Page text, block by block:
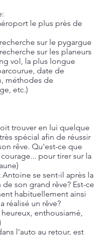
le plus près de
sur le pygargue
sur les planeurs
vol, la plus longue
date de
méthodes de
etc.)
trouver en lui quelque
spécial afin de réussir
rêve. Qu'est-ce que
pour tirer sur la
se sent-il après la
de son grand rêve? Est-ce
habituellement ainsi
réalisé un rêve?
heureux, enthousiamé,
l'auto au retour, est